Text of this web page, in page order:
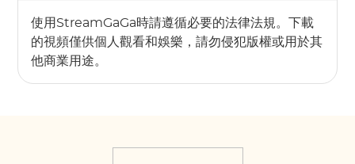
使用StreamGaGa時請遵循必要的法律法規。下載
的視頻僅供個人觀看和娛樂，請勿侵犯版權或用於其
他商業用途。